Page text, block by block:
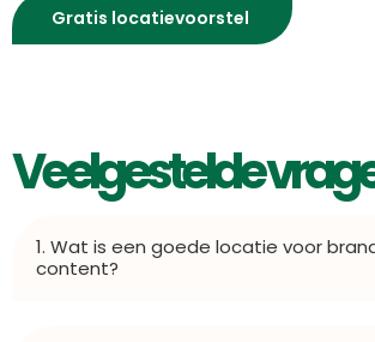
Gratis locatievoorstel
Veelgestelde
1. Wat is een goede locatie voor
content?